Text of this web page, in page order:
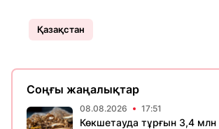
Қазақстан
Соңғы жаңалықтар
08.08.2026 17:51
Көкшетауда тұрғын 3,4 млн